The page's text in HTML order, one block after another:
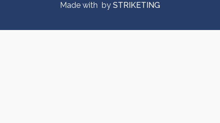
Made with by STRIKETING